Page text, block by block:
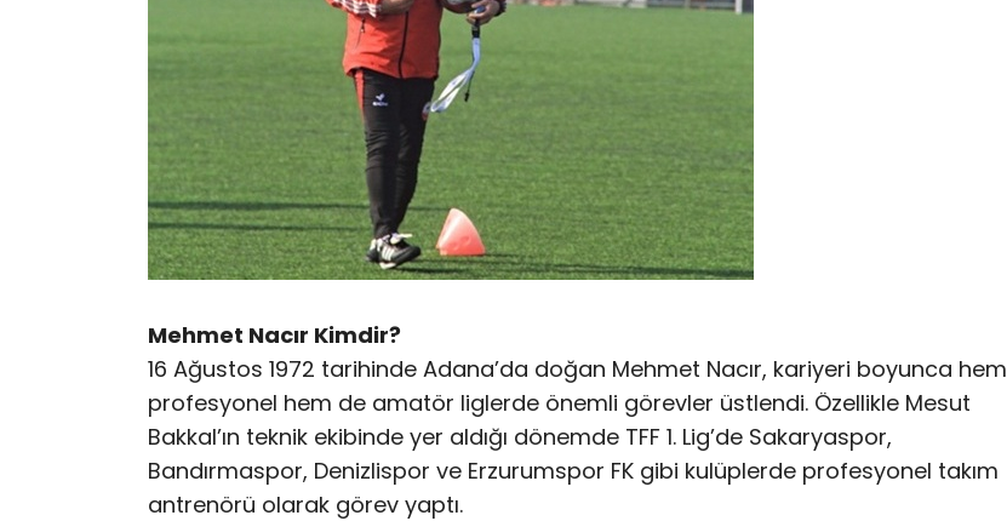
Mehmet Nacır Kimdir?
16 Ağustos 1972 tarihinde Adana’da doğan Mehmet Nacır, kariyeri boyunca hem
profesyonel hem de amatör liglerde önemli görevler üstlendi. Özellikle Mesut
Bakkal’ın teknik ekibinde yer aldığı dönemde TFF 1. Lig’de Sakaryaspor,
Bandırmaspor, Denizlispor ve Erzurumspor FK gibi kulüplerde profesyonel takım
antrenörü olarak görev yaptı.